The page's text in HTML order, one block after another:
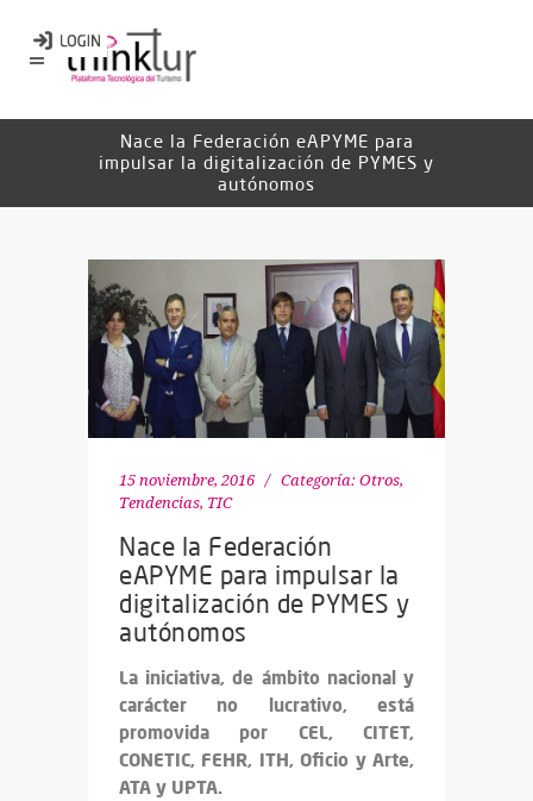
Nace la Federación eAPYME para
impulsar la digitalización de PYMES y
autónomos
15 noviembre, 2016 Categoría: Otros,
Tendencias, TIC
Nace la Federación
eAPYME para impulsar la
digitalización de PYMES y
autónomos
La iniciativa, de ámbito nacional y
carácter no lucrativo, está
promovida por CEL, CITET,
CONETIC, FEHR, ITH, Oficio y Arte,
ATA y UPTA.